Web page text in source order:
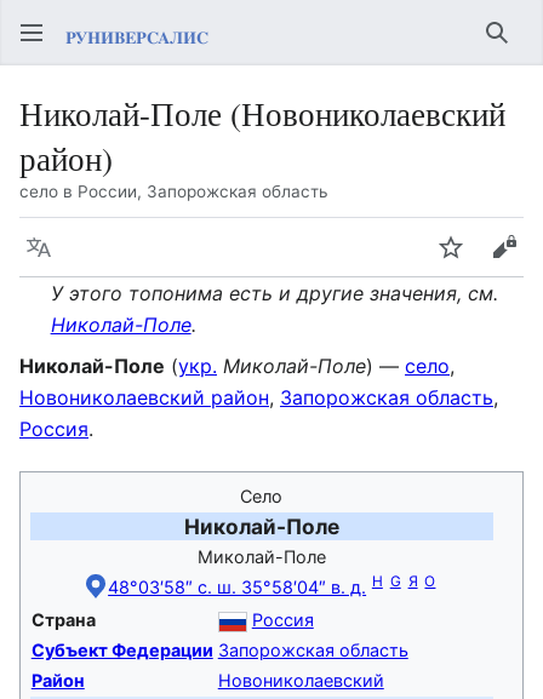
Николай-Поле (Новониколаевский
район)
село в России, Запорожская область
Язык Следить
У этого топонима есть и другие значения, см.
Николай-Поле.
Николай-Поле (укр. Миколай-Поле) — село,
Новониколаевский район, Запорожская область,
Россия.
Село
Николай-Поле
Миколай-Поле
48°03′58″ с. ш. 35°58′04″ в. д. H G Я O
Страна
Россия
Субъект Федерации Запорожская область
Район
Новониколаевский